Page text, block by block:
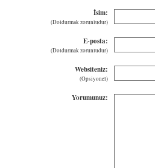
İsim:
(Doldurmak zorunludur)
E-posta:
(Doldurmak zorunludur)
Websiteniz:
(Opsiyonel)
Yorumunuz: